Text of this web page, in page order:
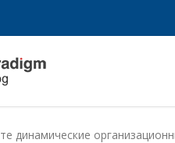
динамические